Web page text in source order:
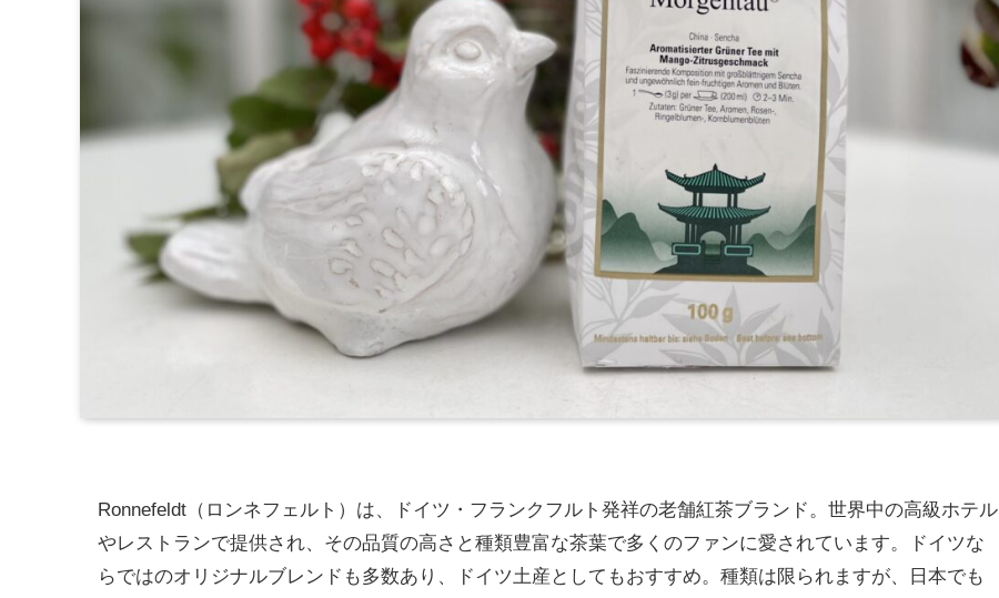
Ronnefeldt（ロンネフェルト）は、ドイツ・フランクフルト発祥の老舗紅茶ブランド。世界中の高級ホテル
やレストランで提供され、その品質の高さと種類豊富な茶葉で多くのファンに愛されています。ドイツな
らではのオリジナルブレンドも多数あり、ドイツ土産としてもおすすめ。種類は限られますが、日本でも